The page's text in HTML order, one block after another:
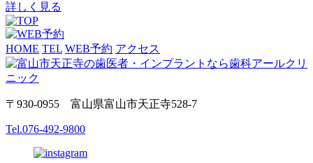
詳しく見る
HOME TEL WEB予約 アクセス
〒930-0955 富山県富山市天正寺528-7
Tel.076-492-9800